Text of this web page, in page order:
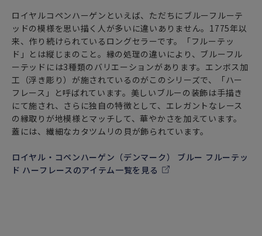
ロイヤルコペンハーゲンといえば、ただちにブルーフルーテ
ッドの模様を思い描く人が多いに違いありません。1775年以
来、作り続けられているロングセラーです。「フルーテッ
ド」とは縦じまのこと。縁の処理の違いにより、ブルーフル
ーテッドには3種類のバリエーションがあります。エンボス加
工（浮き彫り）が施されているのがこのシリーズで、「ハー
フレース」と呼ばれています。美しいブルーの装飾は手描き
にて施され、さらに独自の特徴として、エレガントなレース
の縁取りが地模様とマッチして、華やかさを加えています。
蓋には、繊細なカタツムリの貝が飾られています。
ロイヤル・コペンハーゲン（デンマーク） ブルー フルーテッ
ド ハーフレースのアイテム一覧を見る